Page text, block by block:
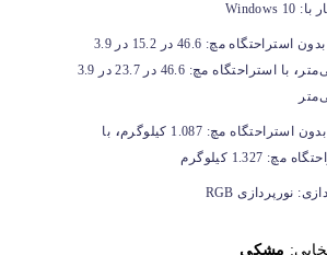
با: Windows 10
بدون استراحتگاه مچ: 46.6 در 15.2 در 3.9
،
با استراحتگاه مچ: 46.6 در 23.7 در 3.9
بدون استراحتگاه مچ: 1.087 کیلوگرم ، با
مچ: 1.327 کیلوگرم
نورپردازی RGB
مشکی